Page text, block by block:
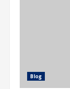
Blog